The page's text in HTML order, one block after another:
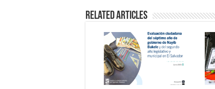
Related Articles